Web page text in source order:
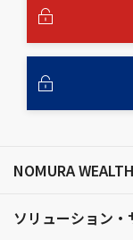
NOMURA
ソリューション・